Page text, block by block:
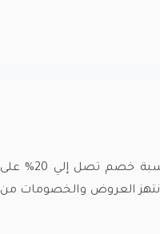
كود خصم مستر مندوب السعودية 2026 الفعال لجميع العملاء بنسبة خصم تصل إلي 20% على
العروض والخصومات من